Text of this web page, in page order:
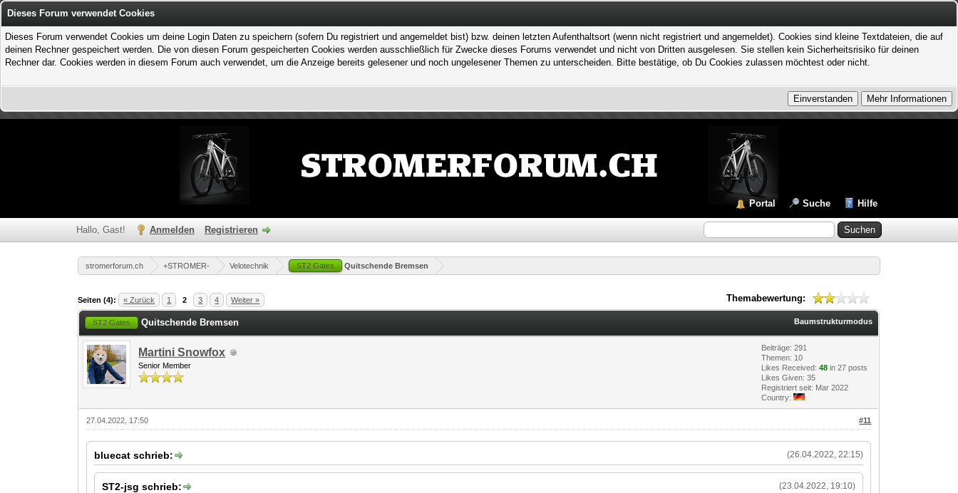
Dieses Forum verwendet Cookies
Dieses Forum verwendet Cookies um deine Login Daten zu speichern (sofern Du registriert und angemeldet bist) bzw. deinen letzten Aufenthaltsort (wenn nicht registriert und angemeldet). Cookies sind kleine Textdateien, die auf
deinen Rechner gespeichert werden. Die von diesen Forum gespeicherten Cookies werden ausschließlich für Zwecke dieses Forums verwendet und nicht von Dritten ausgelesen. Sie stellen kein Sicherheitsrisiko für deinen
Rechner dar. Cookies werden in diesem Forum auch verwendet, um die Anzeige bereits gelesener und noch ungelesener Themen zu unterscheiden. Bitte bestätige, ob Du Cookies zulassen möchtest oder nicht.
Portal Suche Hilfe
Hallo, Gast! Anmelden Registrieren
stromerforum.ch +STROMER- Velotechnik ST2 Gates Quitschende Bremsen
Seiten (4): « Zurück 1 2 3 4 Weiter » Themabewertung:
1 Bewertung(en) - 2 im Durchschnitt
1
2
3
4
5
Baumstrukturmodus
ST2 Gates Quitschende Bremsen
Martini Snowfox
Senior Member
Beiträge: 291
Themen: 10
Likes Received:48 in 27 posts
Likes Given: 35
Registriert seit: Mar 2022
Country:
#11
27.04.2022, 17:50
(26.04.2022, 22:15)
bluecat schrieb:
(23.04.2022, 19:10)
ST2-jsg schrieb: